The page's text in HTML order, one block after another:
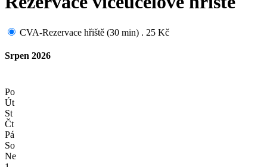
CVA-Rezervace hřiště (30 min) . 25 Kč
Srpen 2026
Po
Út
St
Čt
Pá
So
Ne